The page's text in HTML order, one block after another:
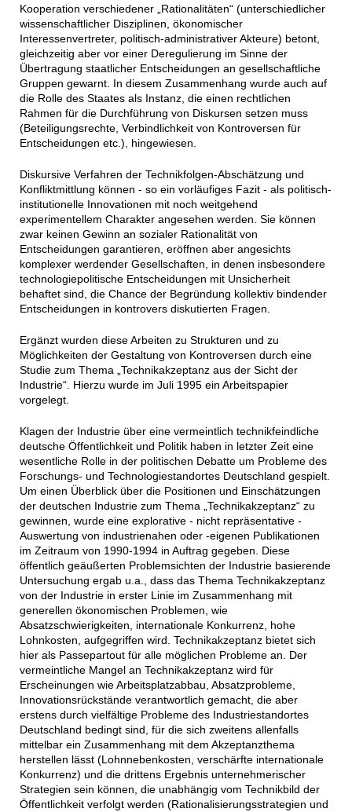
Kooperation verschiedener „Rationalitäten“ (unterschiedlicher
wissenschaftlicher Disziplinen, ökonomischer
Interessenvertreter, politisch-administrativer Akteure) betont,
gleichzeitig aber vor einer Deregulierung im Sinne der
Übertragung staatlicher Entscheidungen an gesellschaftliche
Gruppen gewarnt. In diesem Zusammenhang wurde auch auf
die Rolle des Staates als Instanz, die einen rechtlichen
Rahmen für die Durchführung von Diskursen setzen muss
(Beteiligungsrechte, Verbindlichkeit von Kontroversen für
Entscheidungen etc.), hingewiesen.
Diskursive Verfahren der Technikfolgen-Abschätzung und
Konfliktmittlung können - so ein vorläufiges Fazit - als politisch-
institutionelle Innovationen mit noch weitgehend
experimentellem Charakter angesehen werden. Sie können
zwar keinen Gewinn an sozialer Rationalität von
Entscheidungen garantieren, eröffnen aber angesichts
komplexer werdender Gesellschaften, in denen insbesondere
technologiepolitische Entscheidungen mit Unsicherheit
behaftet sind, die Chance der Begründung kollektiv bindender
Entscheidungen in kontrovers diskutierten Fragen.
Ergänzt wurden diese Arbeiten zu Strukturen und zu
Möglichkeiten der Gestaltung von Kontroversen durch eine
Studie zum Thema „Technikakzeptanz aus der Sicht der
Industrie“. Hierzu wurde im Juli 1995 ein Arbeitspapier
vorgelegt.
Klagen der Industrie über eine vermeintlich technikfeindliche
deutsche Öffentlichkeit und Politik haben in letzter Zeit eine
wesentliche Rolle in der politischen Debatte um Probleme des
Forschungs- und Technologiestandortes Deutschland gespielt.
Um einen Überblick über die Positionen und Einschätzungen
der deutschen Industrie zum Thema „Technikakzeptanz“ zu
gewinnen, wurde eine explorative - nicht repräsentative -
Auswertung von industrienahen oder -eigenen Publikationen
im Zeitraum von 1990-1994 in Auftrag gegeben. Diese
öffentlich geäußerten Problemsichten der Industrie basierende
Untersuchung ergab u.a., dass das Thema Technikakzeptanz
von der Industrie in erster Linie im Zusammenhang mit
generellen ökonomischen Problemen, wie
Absatzschwierigkeiten, internationale Konkurrenz, hohe
Lohnkosten, aufgegriffen wird. Technikakzeptanz bietet sich
hier als Passepartout für alle möglichen Probleme an. Der
vermeintliche Mangel an Technikakzeptanz wird für
Erscheinungen wie Arbeitsplatzabbau, Absatzprobleme,
Innovationsrückstände verantwortlich gemacht, die aber
erstens durch vielfältige Probleme des Industriestandortes
Deutschland bedingt sind, für die sich zweitens allenfalls
mittelbar ein Zusammenhang mit dem Akzeptanzthema
herstellen lässt (Lohnnebenkosten, verschärfte internationale
Konkurrenz) und die drittens Ergebnis unternehmerischer
Strategien sein können, die unabhängig vom Technikbild der
Öffentlichkeit verfolgt werden (Rationalisierungsstrategien und